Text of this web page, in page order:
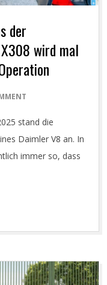
der
wird mal
stand die
Daimler V8 an. In
immer so, dass